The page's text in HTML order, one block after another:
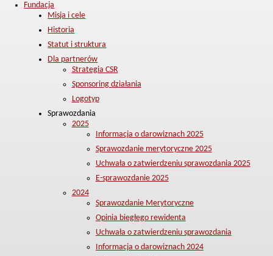
Fundacja
Misja i cele
Historia
Statut i struktura
Dla partnerów
Strategia CSR
Sponsoring działania
Logotyp
Sprawozdania
2025
Informacja o darowiznach 2025
Sprawozdanie merytoryczne 2025
Uchwała o zatwierdzeniu sprawozdania 2025
E-sprawozdanie 2025
2024
Sprawozdanie Merytoryczne
Opinia biegłego rewidenta
Uchwała o zatwierdzeniu sprawozdania
Informacja o darowiznach 2024